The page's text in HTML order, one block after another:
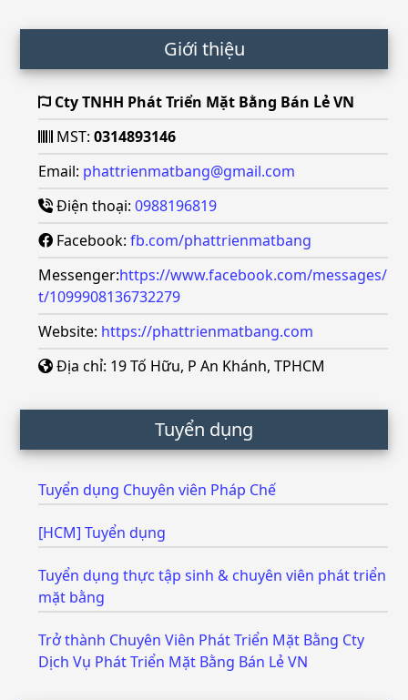
Footer Giới thiệu
Cty TNHH Phát Triển Mặt Bằng Bán Lẻ VN
MST: 0314893146
Email: phattrienmatbang@gmail.com
Điện thoại: 0988196819
Facebook:fb.com/phattrienmatbang
Messenger:https://www.facebook.com/messages/
t/1099908136732279
Website: https://phattrienmatbang.com
Địa chỉ: 19 Tố Hữu, P An Khánh, TPHCM
Tuyển dụng
Tuyển dụng Chuyên viên Pháp Chế
[HCM] Tuyển dụng
Tuyển dụng thực tập sinh & chuyên viên phát triển
mặt bằng
Trở thành Chuyên Viên Phát Triển Mặt Bằng Cty
Dịch Vụ Phát Triển Mặt Bằng Bán Lẻ VN